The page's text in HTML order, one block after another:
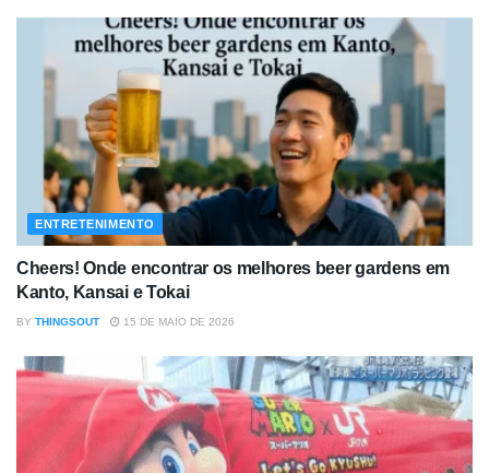
ENTRETENIMENTO
Cheers! Onde encontrar os melhores beer gardens em
Kanto, Kansai e Tokai
BY THINGSOUT 15 DE MAIO DE 2026